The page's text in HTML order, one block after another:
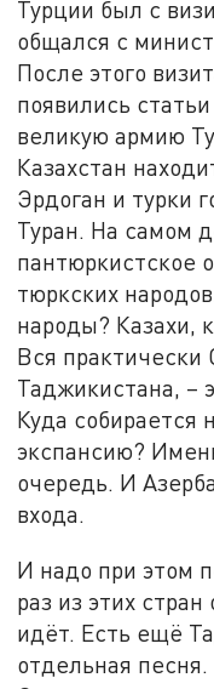
Турции был с
общался с
После этого
появились
великую армию
Казахстан
Эрдоган и турки
Туран. На самом
пантюркистское
тюркских
народы? Казахи,
Вся практически
Таджикистана, –
Куда собирается
экспансию?
очередь. И
входа.
И надо при этом
раз из этих
идёт. Есть ещё
отдельная